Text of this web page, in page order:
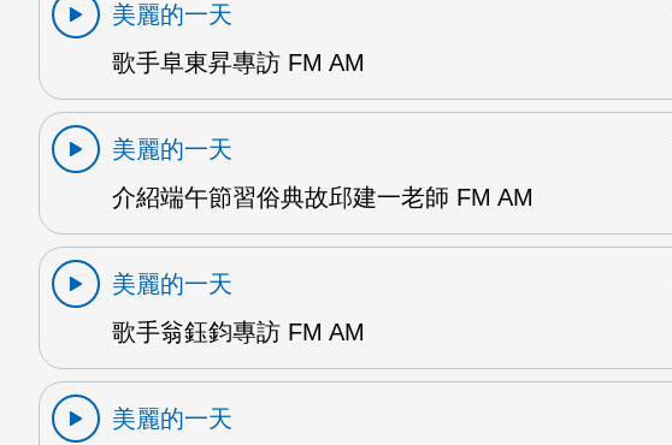
美麗的一天
歌手阜東昇專訪 FM AM
美麗的一天
介紹端午節習俗典故邱建一老師 FM AM
美麗的一天
歌手翁鈺鈞專訪 FM AM
美麗的一天